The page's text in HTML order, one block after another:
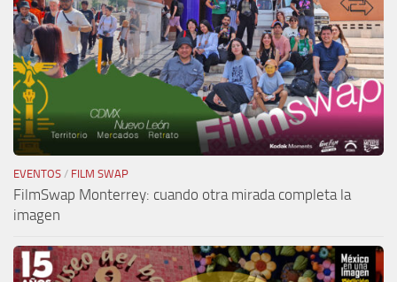
EVENTOS / FILM SWAP
FilmSwap Monterrey: cuando otra mirada completa la
imagen